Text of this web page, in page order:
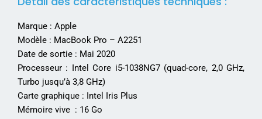
Marque : Apple
Modèle : MacBook Pro – A2251
Date de sortie : Mai 2020
Processeur : Intel Core i5-1038NG7 (quad-core, 2,0 GHz,
Turbo jusqu’à 3,8 GHz)
Carte graphique : Intel Iris Plus
Mémoire vive : 16 Go